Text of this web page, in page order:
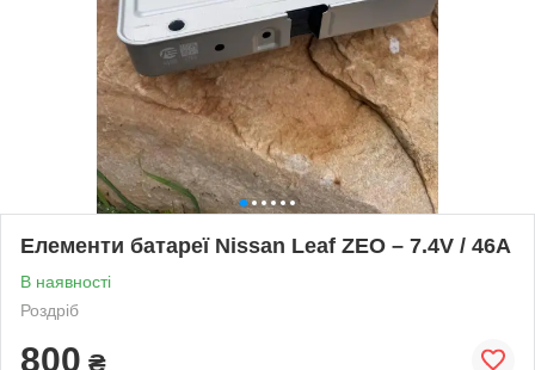
Елементи батареї Nissan Leaf ZEO – 7.4V / 46A
В наявності
Роздріб
800 ₴